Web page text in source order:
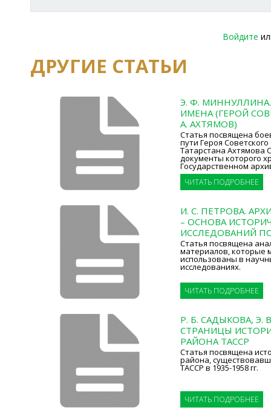
Войдите
ДРУГИЕ СТАТЬИ
Э. Ф.
ИМЕНА (ГЕРОЙ
А. АХТЯМОВ)
Статья посвящена
пути Героя
Татарстана Ахтямова
документы которого
Государственном
ЧИТАТЬ ПОДРОБНЕЕ
И. С. ПЕТРОВА.
– ОСНОВА
ИССЛЕДОВАНИЙ
Статья посвящена
материалов, которые
использованы в
исследованиях.
ЧИТАТЬ ПОДРОБНЕЕ
Р. Б. САДЫКОВА, Э.
СТРАНИЦЫ
РАЙОНА ТАССР
Статья посвящена
района,
ТАССР в 1935-1958 гг.
ЧИТАТЬ ПОДРОБНЕЕ